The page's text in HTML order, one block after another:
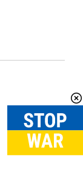
Вгору↑